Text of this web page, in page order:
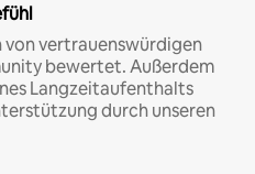
vertrauenswürdigen
bewertet. Außerdem
Langzeitaufenthalts
durch unseren